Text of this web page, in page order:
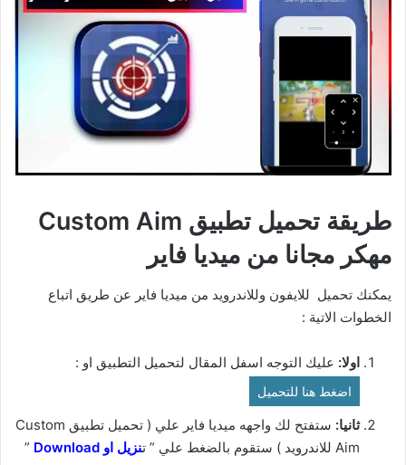
طريقة تحميل تطبيق Custom Aim
مهكر مجانا من ميديا فاير
يمكنك تحميل للايفون وللاندرويد من ميديا فاير عن طريق اتباع
الخطوات الاتية :
اولا: عليك التوجه اسفل المقال لتحميل التطبيق او :
اضغط هنا للتحميل
ثانيا:
ستفتح لك واجهه ميديا فاير علي ( تحميل تطبيق Custom
Aim للاندرويد ) ستقوم بالضغط علي ” ت
نزيل او Download
”